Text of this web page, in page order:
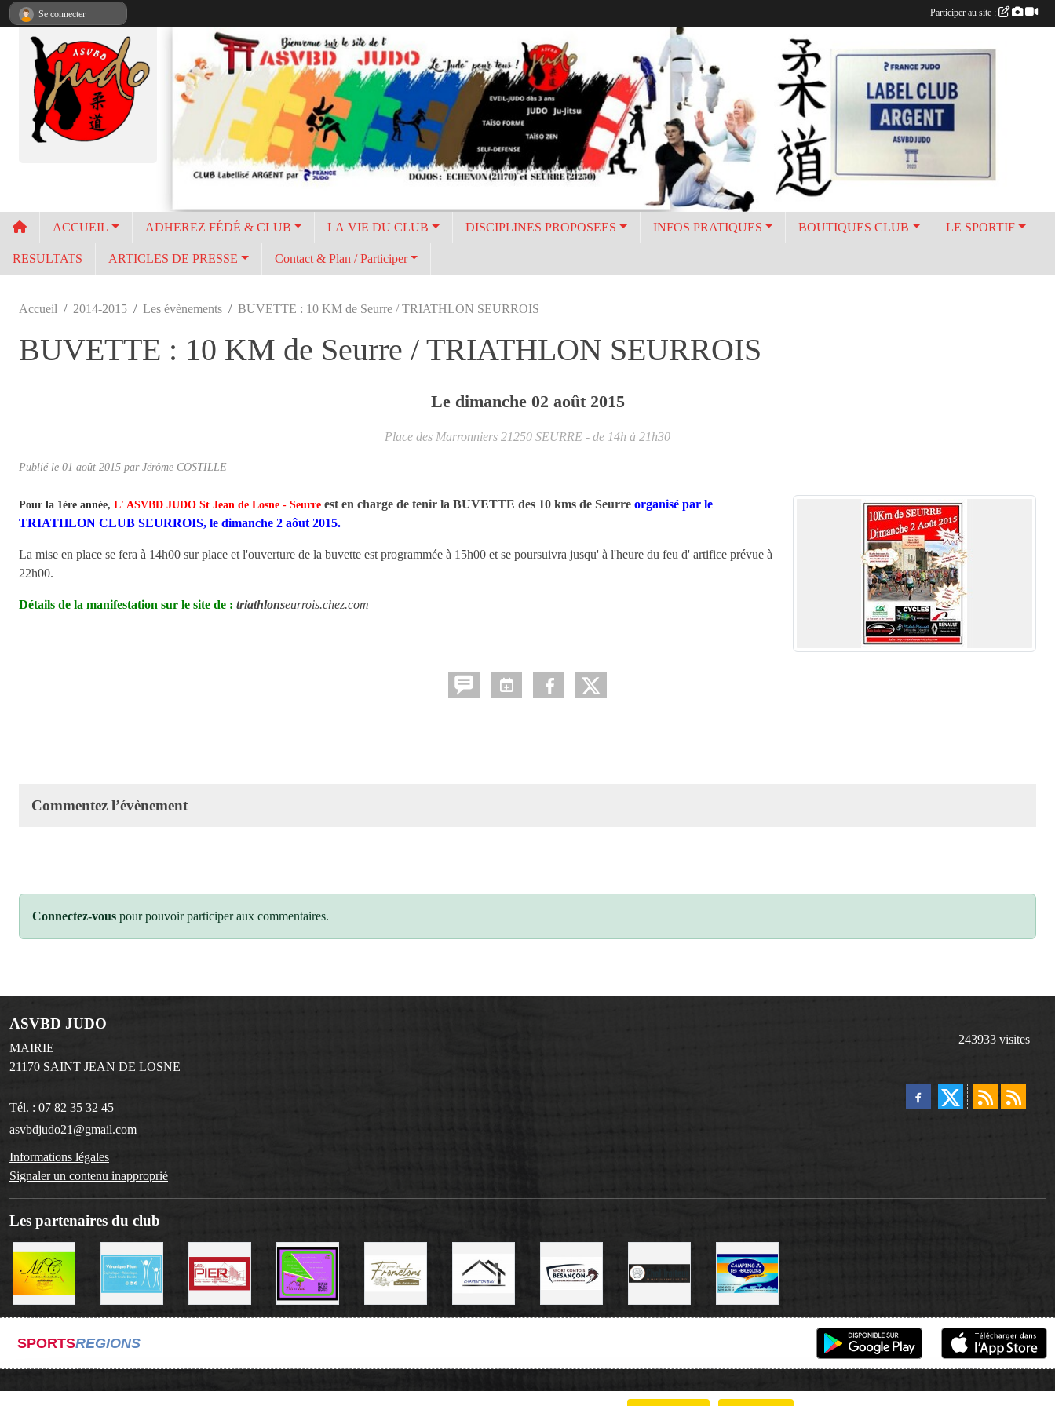
ACCUEIL ADHEREZ FÉDÉ & CLUB LA VIE DU CLUB DISCIPLINES PROPOSEES INFOS PRATIQUES BOUTIQUES CLUB LE SPORTIF
RESULTATS ARTICLES DE PRESSE Contact & Plan / Participer
Accueil 2014-2015 Les évènements BUVETTE : 10 KM de Seurre / TRIATHLON SEURROIS
BUVETTE : 10 KM de Seurre / TRIATHLON SEURROIS
Le dimanche 02 août 2015
Place des Marronniers 21250 SEURRE - de 14h à 21h30
Publié le 01 août 2015 parJérôme COSTILLE
Pour la 1ère année, L' ASVBD JUDO St Jean de Losne - Seurre est en charge de tenir la BUVETTE des 10 kms de Seurre organisé par le
TRIATHLON CLUB SEURROIS, le dimanche 2 aôut 2015.
La mise en place se fera à 14h00 sur place et l'ouverture de la buvette est programmée à 15h00 et se poursuivra jusqu' à l'heure du feu d' artifice prévue à
22h00.
Détails de la manifestation sur le site de : triathlonseurrois.chez.com
Commentez l’évènement
Connectez-vous pour pouvoir participer aux commentaires.
ASVBD JUDO
MAIRIE
21170 SAINT JEAN DE LOSNE
Tél. : 07 82 35 32 45
asvbdjudo21@gmail.com
Informations légales
Signaler un contenu inapproprié
243933 visites
Les partenaires du club
SPORTSREGIONS
Se connecter Participer au site :
Panneau de gestion des cookies